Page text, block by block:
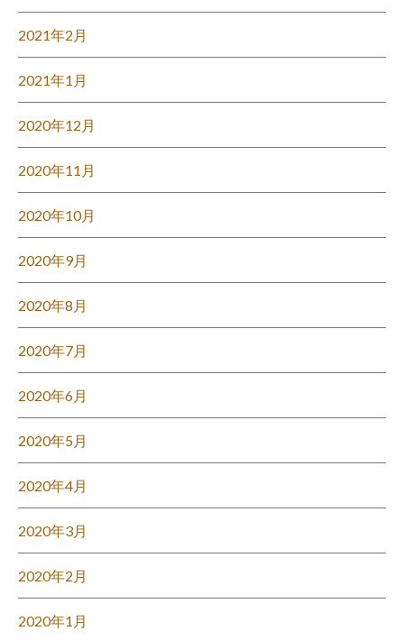
2021年2月
2021年1月
2020年12月
2020年11月
2020年10月
2020年9月
2020年8月
2020年7月
2020年6月
2020年5月
2020年4月
2020年3月
2020年2月
2020年1月